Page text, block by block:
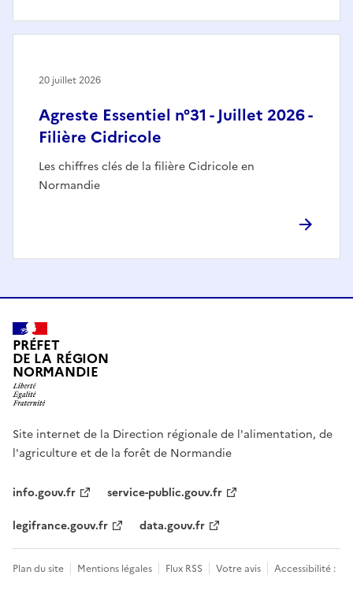
Agreste Essentiel n°31 - Juillet 2026 -
Filière Cidricole
Les chiffres clés de la filière Cidricole en
Normandie
20 juillet 2026
PRÉFET
DE LA RÉGION
NORMANDIE
Site internet de la Direction régionale de l'alimentation, de
l'agriculture et de la forêt de Normandie
info.gouv.fr
service-public.gouv.fr
legifrance.gouv.fr
data.gouv.fr
Plan du site Mentions légales Flux RSS Votre avis Accessibilité :